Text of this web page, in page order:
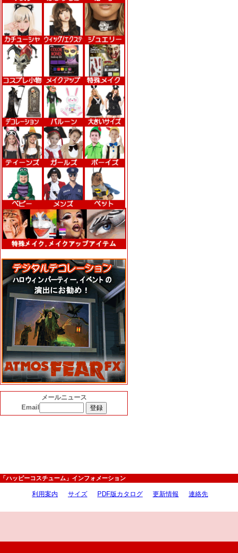
メールニュース
Email
「ハッピーコスチューム」インフォメーション
利用案内 サイズ PDF版カタログ 更新情報 連絡先